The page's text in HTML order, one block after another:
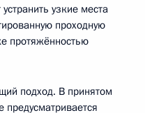
узкие места
проходную
протяжённостью
подход. В принятом